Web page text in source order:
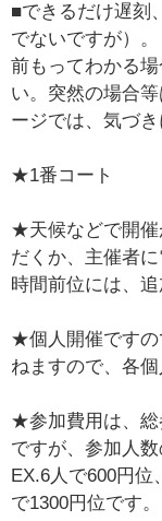
■できるだけ遅刻
でないですが）。
前もってわかる
い。突然の場合
ージでは、気づき
★1番コート
★天候などで開催
だくか、主催者
時間前位には、
★個人開催ですの
ねますので、各個
★参加費用は、総
ですが、参加人
EX.6人で600円位
で1300円位です。